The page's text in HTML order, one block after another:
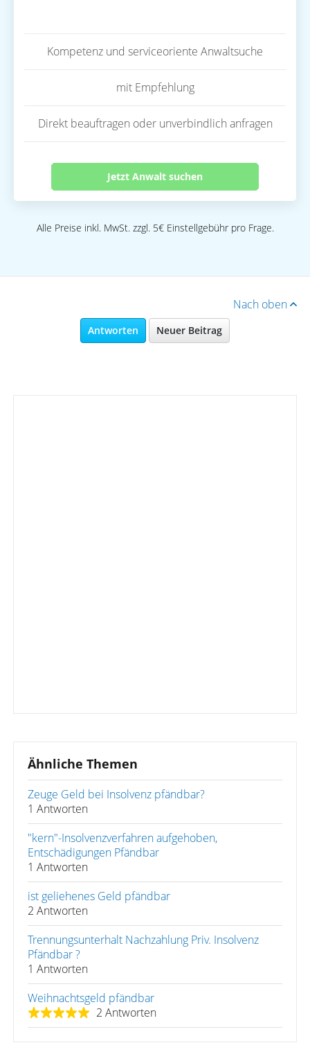
Kompetenz und serviceoriente Anwaltsuche
mit Empfehlung
Direkt beauftragen oder unverbindlich anfragen
Jetzt Anwalt suchen
Alle Preise inkl. MwSt. zzgl. 5€ Einstellgebühr pro Frage.
Nach oben
Antworten Neuer Beitrag
Ähnliche Themen
Zeuge Geld bei Insolvenz pfändbar?
1 Antworten
"kern"-Insolvenzverfahren aufgehoben,
Entschädigungen Pfändbar
1 Antworten
ist geliehenes Geld pfändbar
2 Antworten
Trennungsunterhalt Nachzahlung Priv. Insolvenz
Pfändbar ?
1 Antworten
Weihnachtsgeld pfändbar
2 Antworten